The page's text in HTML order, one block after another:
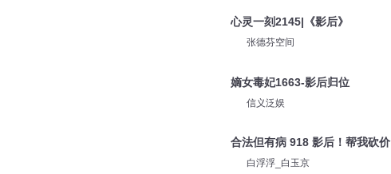
心灵一刻2145|《影后》
张德芬空间
嫡女毒妃1663-影后归位
信义泛娱
合法但有病 918 影后！帮我砍价
白浮浮_白玉京